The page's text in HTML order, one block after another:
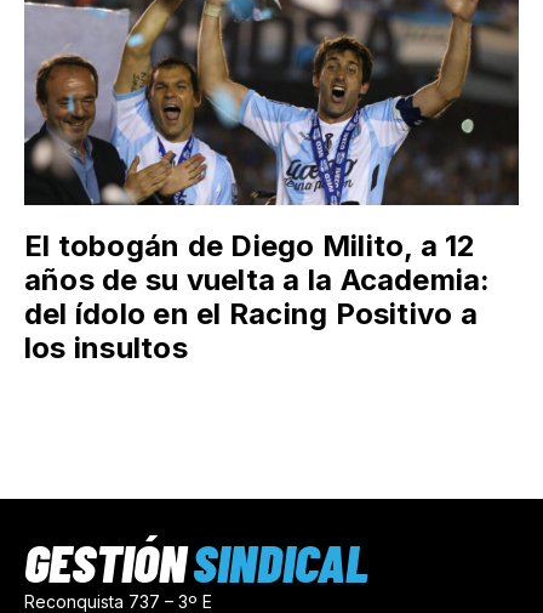
El tobogán de Diego Milito, a 12
años de su vuelta a la Academia:
del ídolo en el Racing Positivo a
los insultos
Reconquista 737 – 3º E
GESTIÓNSINDICAL